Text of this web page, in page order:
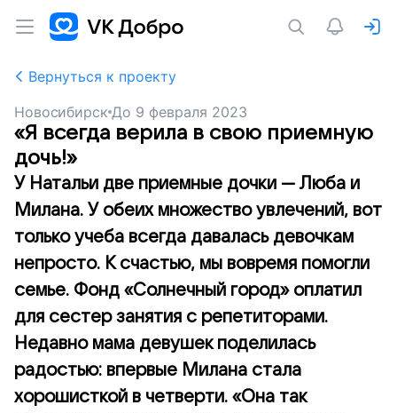
Вернуться к проекту
Новосибирск До 9 февраля 2023
«Я всегда верила в свою приемную
дочь!»
У Натальи две приемные дочки — Люба и
Милана. У обеих множество увлечений, вот
только учеба всегда давалась девочкам
непросто. К счастью, мы вовремя помогли
семье. Фонд «Солнечный город» оплатил
для сестер занятия с репетиторами.
Недавно мама девушек поделилась
радостью: впервые Милана стала
хорошисткой в четверти. «Она так